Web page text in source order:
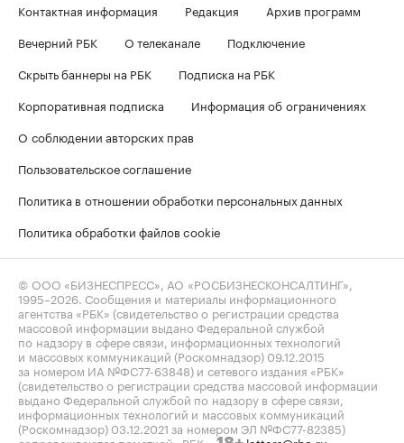
Контактная информация Редакция
Архив программ
Вечерний РБК
О телеканале
Подключение
Скрыть баннеры на РБК
Подписка на РБК
Корпоративная подписка
Информация об ограничениях
О соблюдении авторских прав
Пользовательское соглашение
Политика в отношении обработки персональных данных
Политика обработки файлов cookie
© ООО «БИЗНЕСПРЕСС», АО «РОСБИЗНЕСКОНСАЛТИНГ»,
1995–2026 . Сообщения и материалы информационного
агентства «РБК» (свидетельство о регистрации средства
массовой информации выдано Федеральной службой
по надзору в сфере связи, информационных технологий
и массовых коммуникаций (Роскомнадзор) 09.12.2015
за номером ИА №ФС77-63848) и сетевого издания «РБК»
(свидетельство о регистрации средства массовой информации
выдано Федеральной службой по надзору в сфере связи,
информационных технологий и массовых коммуникаций
(Роскомнадзор) 03.12.2021 за номером ЭЛ №ФС77-82385)